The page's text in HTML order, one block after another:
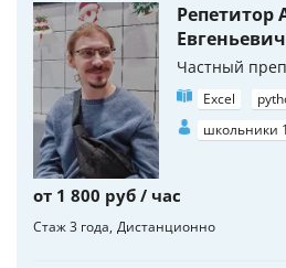
Репетитор
Евгеньевич
Частный
Excel
школьники
от 1 800 руб / час
Стаж 3 года Дистанционно